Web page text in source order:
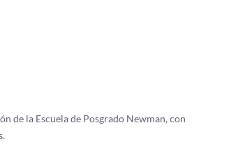
de la Escuela de Posgrado Newman, con